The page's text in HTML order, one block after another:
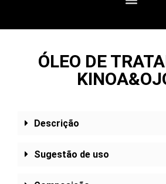
ÓLEO DE
Descrição
Sugestão de uso